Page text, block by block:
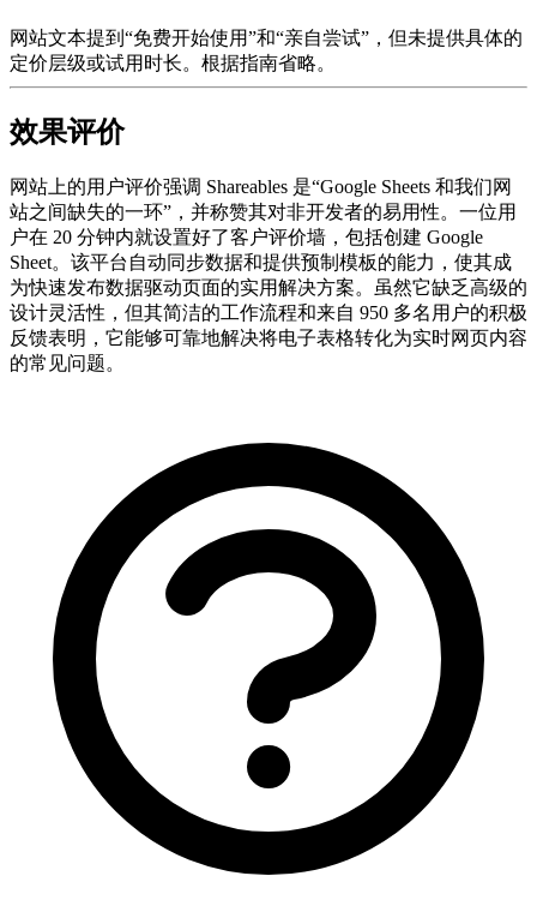
网站文本提到“免费开始使用”和“亲自尝试”，但未提供具体的
定价层级或试用时长。根据指南省略。
效果评价
网站上的用户评价强调 Shareables 是“Google Sheets 和我们网
站之间缺失的一环”，并称赞其对非开发者的易用性。一位用
户在 20 分钟内就设置好了客户评价墙，包括创建 Google
Sheet。该平台自动同步数据和提供预制模板的能力，使其成
为快速发布数据驱动页面的实用解决方案。虽然它缺乏高级的
设计灵活性，但其简洁的工作流程和来自 950 多名用户的积极
反馈表明，它能够可靠地解决将电子表格转化为实时网页内容
的常见问题。